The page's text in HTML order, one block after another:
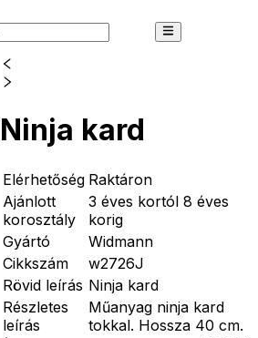
Ninja kard
Elérhetőség Raktáron
Ajánlott
korosztály
3 éves kortól 8 éves
korig
Gyártó
Widmann
Cikkszám
w2726J
Rövid leírás Ninja kard
Részletes
leírás
Műanyag ninja kard
tokkal. Hossza 40 cm.